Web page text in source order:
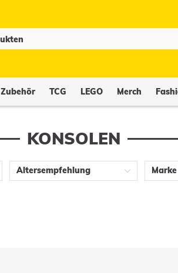
Zubehör TCG LEGO Merch
KONSOLEN
Altersempfehlung Marke